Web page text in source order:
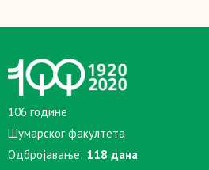
106 године
Шумарског факултета
Одбројавање: 118 дана